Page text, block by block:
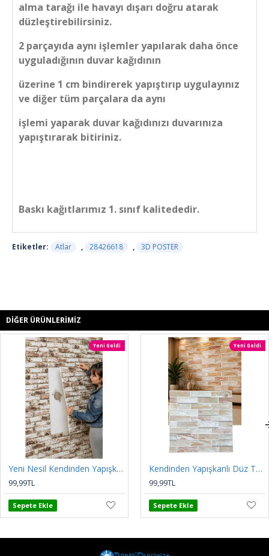
alma tarağı ile havayı dışarı doğru atarak
düzleştirebilirsiniz.
2 parçayıda aynı işlemler yapılarak daha önce
uyguladığının duvar kağıdının
üzerine 1 cm bindirerek yapıştırıp uygulayınız
ve diğer tüm parçalara da aynı
işlemi yaparak duvar kağıdınızı duvarınıza
yapıştırarak bitiriniz.
Baskı kağıtlarımız 1. sınıf kalitededir.
Etiketler: Atlar , 28426618 , 3D POSTER
DIĞER ÜRÜNLERIMIZ
Yeni Geldi
Yeni Nesil Kendinden Yapışkanlı Esnek Sünger Renkli 3D Taş Tuğla Desen Duvar Kağıdı Paneli nw208
99,99TL
Sepete Ekle
Yeni Geldi
Kendinden Yapışkanlı Düz Tuğla Desenli 3D Gri 68cmx68cm Salon Ev Köpük Duvar Paneli Kağıdı NW197
99,99TL
Sepete Ekle